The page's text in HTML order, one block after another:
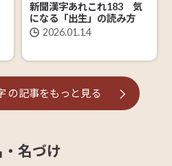
新聞漢字あれこれ183 気
になる「出生」の読み方
2026.01.14
の記事をもっと見る
名づけ